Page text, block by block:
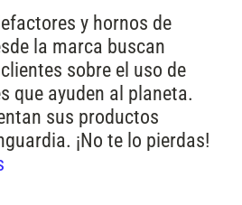
y hornos de
la marca buscan
sobre el uso de
que ayuden al planeta.
sus productos
¡No te lo pierdas!